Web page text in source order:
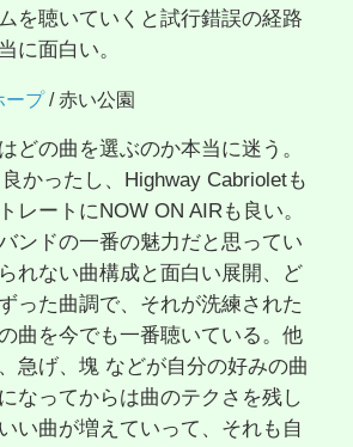
を聴いていくと試行錯誤の経路
に面白い。
ープ/ 赤い公園
どの曲を選ぶのか本当に迷う。
かったし、Highway Cabrioletも
レートにNOW ON AIRも良い。
ンドの一番の魅力だと思ってい
れない曲構成と面白い展開、ど
った曲調で、それが洗練された
曲を今でも一番聴いている。他
急げ、塊 などが自分の好みの曲
なってからは曲のテクさを残し
い曲が増えていって、それも自